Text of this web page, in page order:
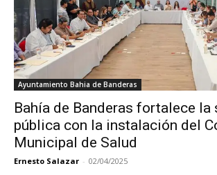
Ayuntamiento Bahia de Banderas
Bahía de Banderas fortalece la
pública con la instalación del
Municipal de Salud
Ernesto Salazar - 02/04/2025